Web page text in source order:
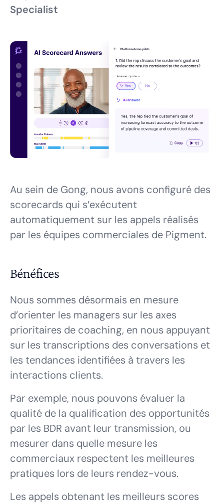
Specialist
Au sein de Gong, nous avons configuré des
scorecards qui s’exécutent
automatiquement sur les appels réalisés
par les équipes commerciales de Pigment.
Bénéfices
Nous sommes désormais en mesure
d’orienter les managers sur les axes
prioritaires de coaching, en nous appuyant
sur les transcriptions des conversations et
les tendances identifiées à travers les
interactions clients.
Par exemple, nous pouvons évaluer la
qualité de la qualification des opportunités
par les BDR avant leur transmission, ou
mesurer dans quelle mesure les
commerciaux respectent les meilleures
pratiques lors de leurs rendez-vous.
Les appels obtenant les meilleurs scores